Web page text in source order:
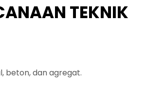
TEKNIK
beton, dan agregat.